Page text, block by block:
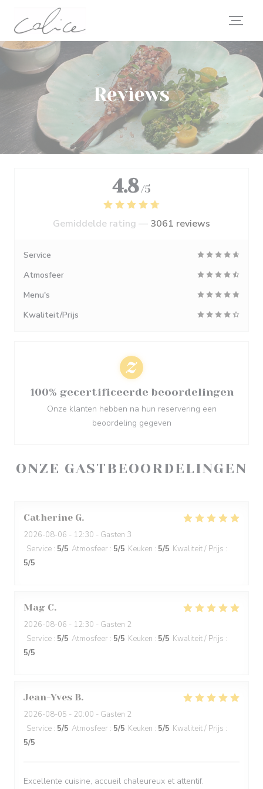
Cookies beheer paneel
Reviews
ONZE GASTBEOORDELINGEN
Catherine G
2026-08-06 - 12:30 - Gasten 3
Service : 5/5 Atmosfeer : 5/5 Keuken : 5/5 Kwaliteit / Prijs :
5/5
Mag C
2026-08-06 - 12:30 - Gasten 2
Service : 5/5 Atmosfeer : 5/5 Keuken : 5/5 Kwaliteit / Prijs :
5/5
Jean-Yves B
2026-08-05 - 20:00 - Gasten 2
Service : 5/5 Atmosfeer : 5/5 Keuken : 5/5 Kwaliteit / Prijs :
5/5
Excellente cuisine, accueil chaleureux et attentif.
4.8 /5
Gemiddelde rating — 3061 reviews
Service
Atmosfeer
Menu's
Kwaliteit/Prijs
100% gecertificeerde beoordelingen
Onze klanten hebben na hun reservering een
beoordeling gegeven